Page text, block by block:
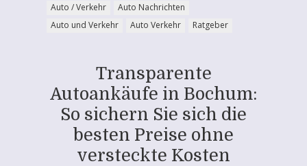
Auto / Verkehr
Auto Nachrichten
Auto und Verkehr
Auto Verkehr Ratgeber
Transparente
Autoankäufe in Bochum:
So sichern Sie sich die
besten Preise ohne
versteckte Kosten